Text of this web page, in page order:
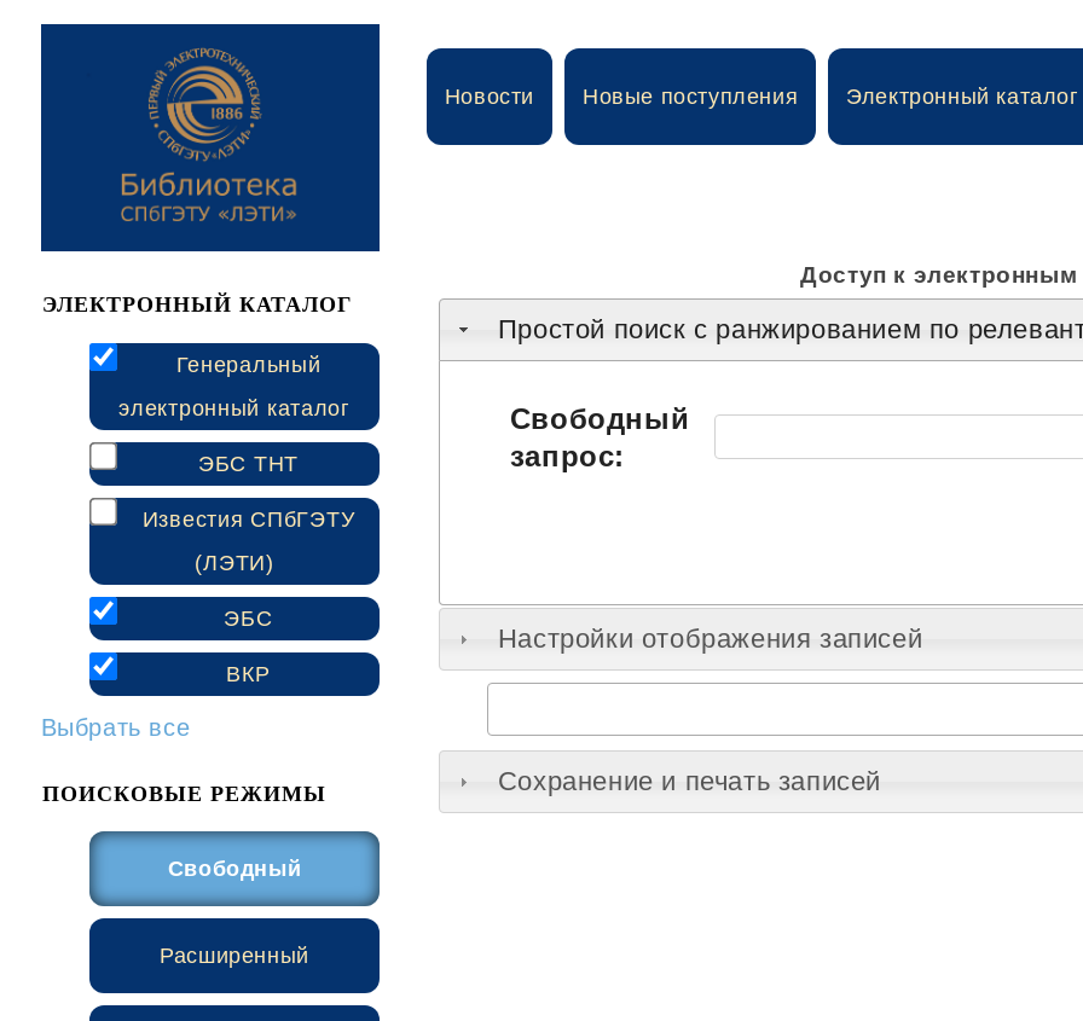
ЭЛЕКТРОННЫЙ КАТАЛОГ
Генеральный
электронный каталог
ЭБС ТНТ
Известия СПбГЭТУ
(ЛЭТИ)
ЭБС
ВКР
Выбрать все
ПОИСКОВЫЕ РЕЖИМЫ
Свободный
Расширенный
Новости Новые поступления Электронный каталог
Доступ к электронным
Простой поиск c ранжированием по
Свободный
запрос:
Настройки отображения записей
Сохранение и печать записей